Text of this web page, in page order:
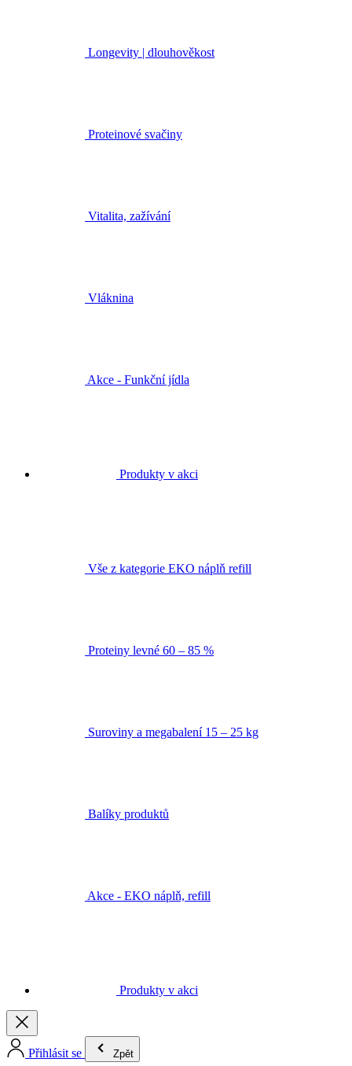
Longevity | dlouhověkost
Proteinové svačiny
Vitalita, zažívání
Vláknina
Akce - Funkční jídla
Produkty v akci
Vše z kategorie EKO náplň refill
Proteiny levné 60 – 85 %
Suroviny a megabalení 15 – 25 kg
Balíky produktů
Akce - EKO náplň, refill
Produkty v akci
Přihlásit se Zpět